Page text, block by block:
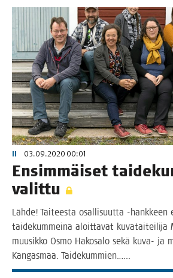
II 03.09.2020 00:01
Ensim­mäi­set
valittu
Läh­de! Tai­tees­ta osal­li­suut­ta ‑hank­keen
tai­de­kum­mei­na aloit­ta­vat kuva­tai­tei­li­ja
muusik­ko Osmo Hako­sa­lo sekä kuva- ja
Kan­gas­maa. Taidekummien.…..